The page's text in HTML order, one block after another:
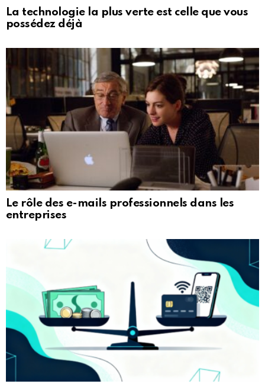
La technologie la plus verte est celle que vous
possédez déjà
Le rôle des e-mails professionnels dans les
entreprises